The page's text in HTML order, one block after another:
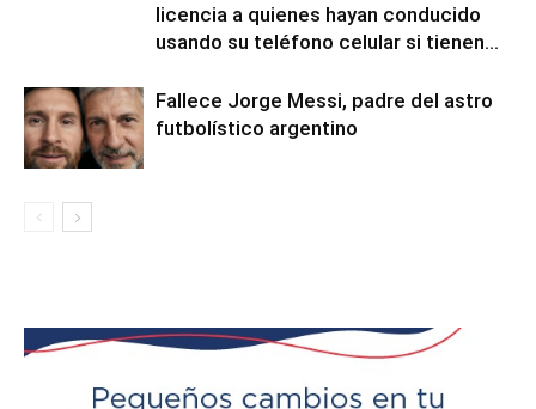
licencia a quienes hayan conducido
usando su teléfono celular si tienen...
Fallece Jorge Messi, padre del astro
futbolístico argentino